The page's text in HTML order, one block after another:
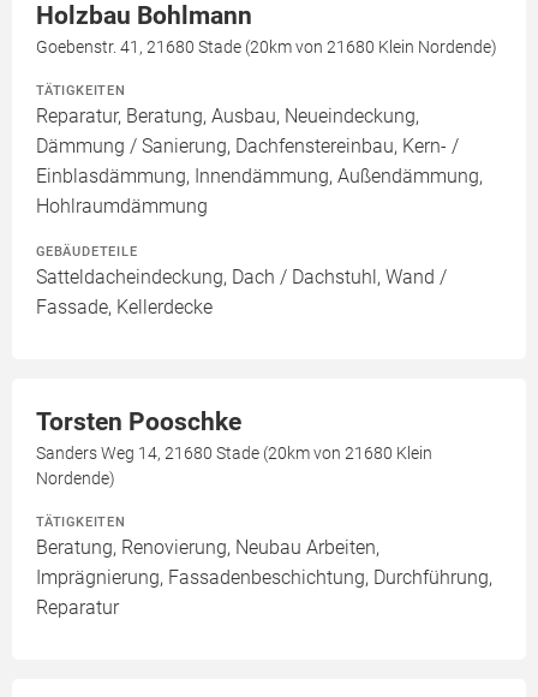
Holzbau Bohlmann
Goebenstr. 41, 21680 Stade (20km von 21680 Klein Nordende)
TÄTIGKEITEN
Reparatur, Beratung, Ausbau, Neueindeckung,
Dämmung / Sanierung, Dachfenstereinbau, Kern- /
Einblasdämmung, Innendämmung, Außendämmung,
Hohlraumdämmung
GEBÄUDETEILE
Satteldacheindeckung, Dach / Dachstuhl, Wand /
Fassade, Kellerdecke
Torsten Pooschke
Sanders Weg 14, 21680 Stade (20km von 21680 Klein
Nordende)
TÄTIGKEITEN
Beratung, Renovierung, Neubau Arbeiten,
Imprägnierung, Fassadenbeschichtung, Durchführung,
Reparatur